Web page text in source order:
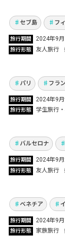
Vol.1111
セブ島 フ
旅行期間 2024年9
旅行形態 友人旅行
Vol.1110
大学院の卒
本と違う街
パリ フラ
旅行期間 2024年9
旅行形態 学生旅行
Vol.1109
留学中の友
喫 地中海と
バルセロナ
旅行期間 2024年9
旅行形態 友人旅行
Vol.1108
プラハ・ウ
ッパの街並
ベネチア
旅行期間 2024年9
旅行形態 家族旅行
美術館、教
秋！コペン